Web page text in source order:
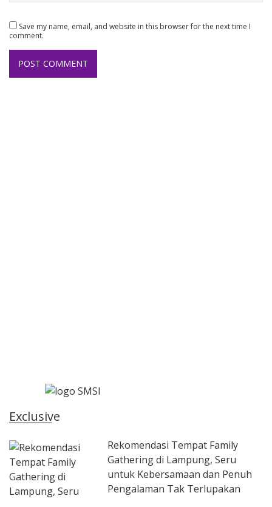
Save my name, email, and website in this browser for the next time I
comment.
Exclusive
Rekomendasi Tempat Family
Gathering di Lampung, Seru
untuk Kebersamaan dan Penuh
Pengalaman Tak Terlupakan